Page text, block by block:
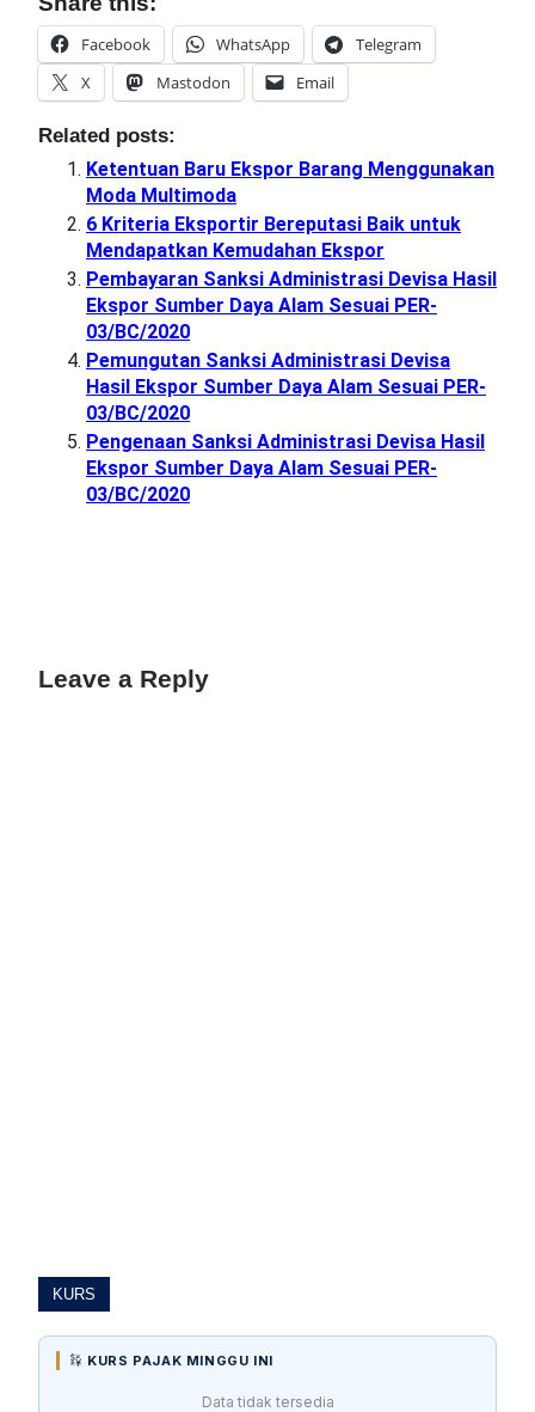
Facebook WhatsApp
Telegram
X
Mastodon Email
Related posts:
Ketentuan Baru Ekspor Barang Menggunakan
Moda Multimoda
6 Kriteria Eksportir Bereputasi Baik untuk
Mendapatkan Kemudahan Ekspor
Pembayaran Sanksi Administrasi Devisa Hasil
Ekspor Sumber Daya Alam Sesuai PER-
03/BC/2020
Pemungutan Sanksi Administrasi Devisa
Hasil Ekspor Sumber Daya Alam Sesuai PER-
03/BC/2020
Pengenaan Sanksi Administrasi Devisa Hasil
Ekspor Sumber Daya Alam Sesuai PER-
03/BC/2020
Leave a Reply
KURS
KURS PAJAK MINGGU INI
Data tidak tersedia